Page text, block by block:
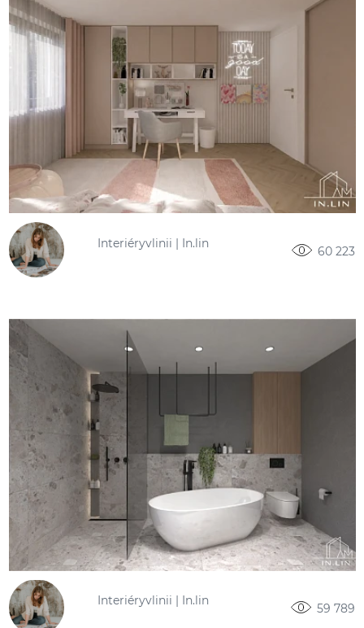
Interiéryvlinii | In.lin
60 223
Interiéryvlinii | In.lin
59 789